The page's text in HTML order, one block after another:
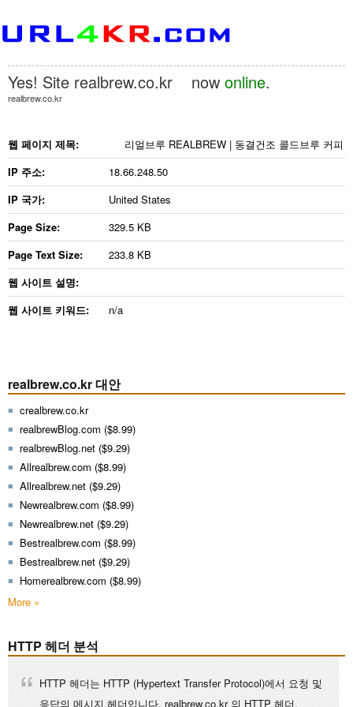
Yes! Site realbrew.co.kr now online.
realbrew.co.kr
웹 페이지 제목:
리얼브루 REALBREW | 동결건조 콜드브루 커피
IP 주소:
18.66.248.50
IP 국가:
United States
Page Size:
329.5 KB
Page Text Size:
233.8 KB
웹 사이트 설명:
웹 사이트 키워드:
n/a
realbrew.co.kr 대안
crealbrew.co.kr
realbrewBlog.com ($8.99)
realbrewBlog.net ($9.29)
Allrealbrew.com ($8.99)
Allrealbrew.net ($9.29)
Newrealbrew.com ($8.99)
Newrealbrew.net ($9.29)
Bestrealbrew.com ($8.99)
Bestrealbrew.net ($9.29)
Homerealbrew.com ($8.99)
More »
HTTP 헤더 분석
HTTP 헤더는 HTTP (Hypertext Transfer Protocol)에서 요청 및
응답의 메시지 헤더입니다. realbrew.co.kr 의 HTTP 헤더.